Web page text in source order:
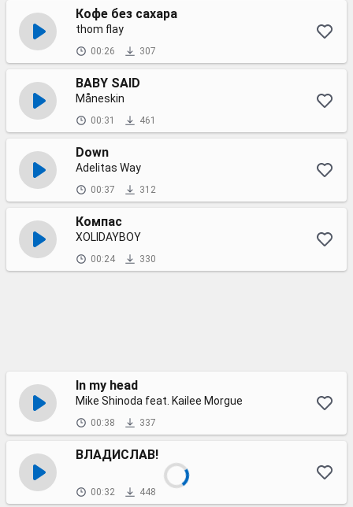
Кофе без сахара
thom flay
00:26 307
BABY SAID
Måneskin
00:31 461
Down
Adelitas Way
00:37 312
Компас
XOLIDAYBOY
00:24 330
In my head
Mike Shinoda feat. Kailee Morgue
00:38 337
ВЛАДИСЛАВ!
00:32 448